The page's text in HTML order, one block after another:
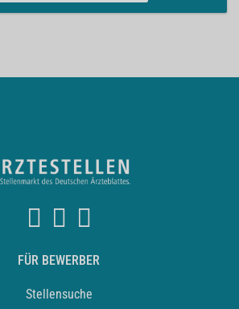
FÜR BEWERBER
Stellensuche